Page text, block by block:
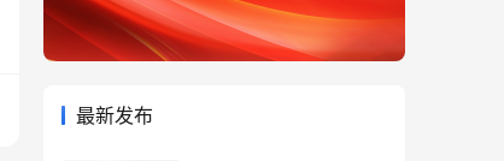
最新发布